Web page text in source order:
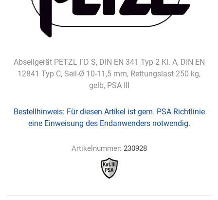
Abseilgerät PETZL I´D S, DIN EN 341 Typ 2 Kl. A, DIN EN
12841 Typ C, Seil-Ø 10-11,5 mm, Rettungslast 250 kg,
gelb, PSA III
Bestellhinweis: Für diesen Artikel ist gem. PSA Richtlinie
eine Einweisung des Endanwenders notwendig.
Artikelnummer: 230928